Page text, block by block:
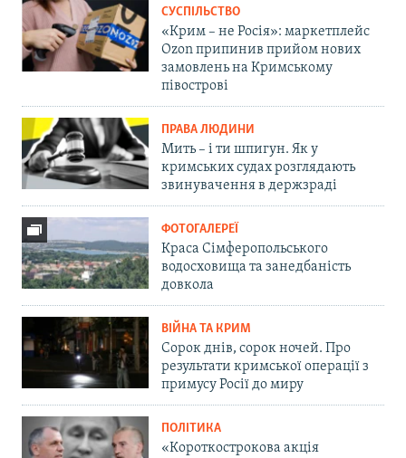
СУСПІЛЬСТВО
«Крим – не Росія»: маркетплейс
Ozon припинив прийом нових
замовлень на Кримському
півострові
ПРАВА ЛЮДИНИ
Мить – і ти шпигун. Як у
кримських судах розглядають
звинувачення в держзраді
ФОТОГАЛЕРЕЇ
Краса Сімферопольського
водосховища та занедбаність
довкола
ВІЙНА ТА КРИМ
Сорок днів, сорок ночей. Про
результати кримської операції з
примусу Росії до миру
ПОЛІТИКА
«Короткострокова акція